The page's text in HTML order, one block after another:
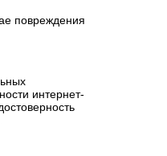
повреждения
интернет-